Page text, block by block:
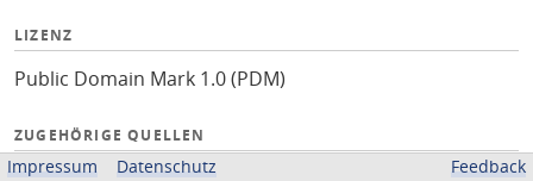
LIZENZ
Public Domain Mark 1.0 (PDM)
ZUGEHÖRIGE QUELLEN
Impressum Datenschutz Feedback